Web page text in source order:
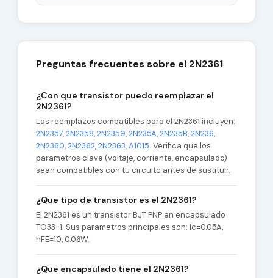
Preguntas frecuentes sobre el 2N2361
¿Con que transistor puedo reemplazar el
2N2361?
Los reemplazos compatibles para el 2N2361 incluyen:
2N2357,2N2358,2N2359,2N235A,2N235B,2N236,
2N2360,2N2362,2N2363,A1015. Verifica que los
parametros clave (voltaje, corriente, encapsulado)
sean compatibles con tu circuito antes de sustituir.
¿Que tipo de transistor es el 2N2361?
El 2N2361 es un transistor BJT PNP en encapsulado
TO33-1. Sus parametros principales son: Ic=0.05A,
hFE=10, 0.06W.
¿Que encapsulado tiene el 2N2361?